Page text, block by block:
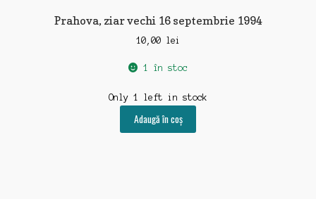
Prahova, ziar vechi 16 septembrie 1994
10,00 lei
1 în stoc
Only 1 left in stock
Adaugă în coș